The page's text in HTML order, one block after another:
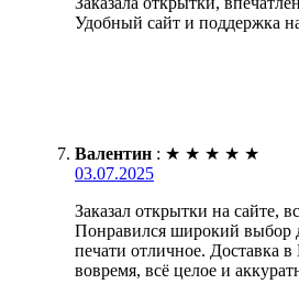
Удобный сайт и поддержка
Валентин : ★ ★ ★ ★ ★
03.07.2025
Заказал открытки на сайте,
Понравился широкий выбор
печати отличное. Доставка
вовремя, всё целое и